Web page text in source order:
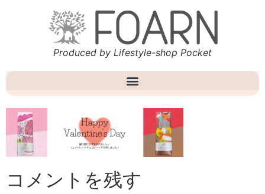
Produced by Lifestyle-shop Pocket
コメントを残す